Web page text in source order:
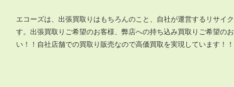
エコーズは、出張買取りはもちろんのこと、自社が運営するリサイ
す。出張買取りご希望のお客様、弊店への持ち込み買取りご希望の
い！！自社店舗での買取り販売なので高価買取を実現しています！！